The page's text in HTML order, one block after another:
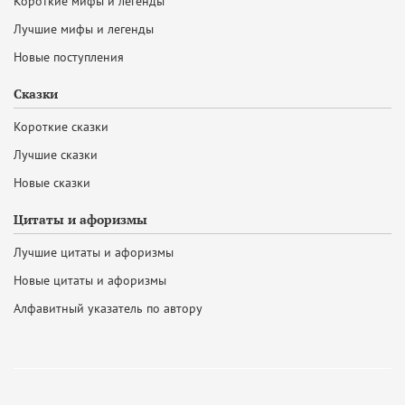
Лучшие мифы и легенды
Новые поступления
Сказки
Короткие сказки
Лучшие сказки
Новые сказки
Цитаты и афоризмы
Лучшие цитаты и афоризмы
Новые цитаты и афоризмы
Алфавитный указатель по автору